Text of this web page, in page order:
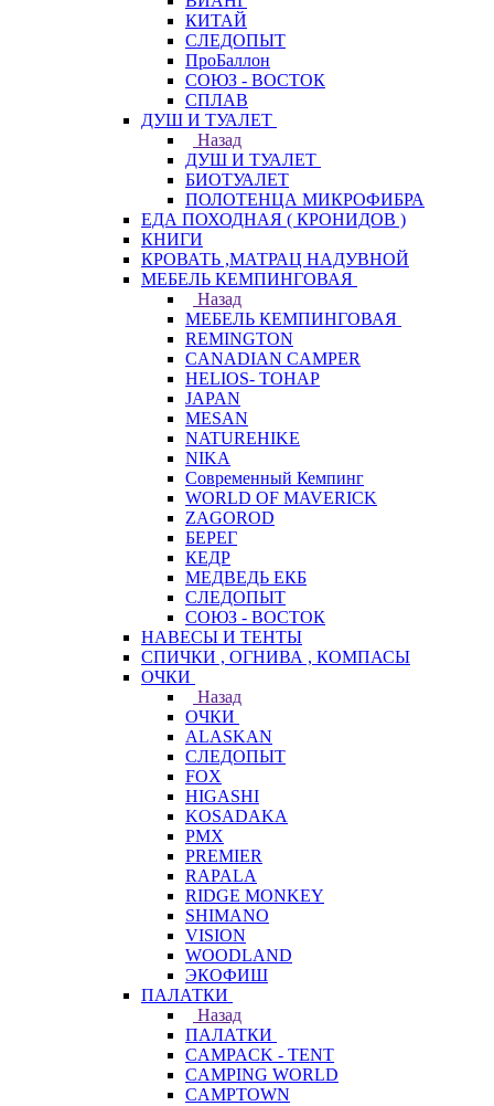
КИТАЙ
СЛЕДОПЫТ
ПроБаллон
СОЮЗ - ВОСТОК
СПЛАВ
ДУШ И ТУАЛЕТ
Назад
ДУШ И ТУАЛЕТ
БИОТУАЛЕТ
ПОЛОТЕНЦА МИКРОФИБРА
ЕДА ПОХОДНАЯ ( КРОНИДОВ )
КНИГИ
КРОВАТЬ ,МАТРАЦ НАДУВНОЙ
МЕБЕЛЬ КЕМПИНГОВАЯ
Назад
МЕБЕЛЬ КЕМПИНГОВАЯ
REMINGTON
CANADIAN CAMPER
HELIOS- ТОНАР
JAPAN
MESAN
NATUREHIKE
NIKA
Современный Кемпинг
WORLD OF MAVERICK
ZAGOROD
БЕРЕГ
КЕДР
МЕДВЕДЬ ЕКБ
СЛЕДОПЫТ
СОЮЗ - ВОСТОК
НАВЕСЫ И ТЕНТЫ
СПИЧКИ , ОГНИВА , КОМПАСЫ
ОЧКИ
Назад
ОЧКИ
ALASKAN
СЛЕДОПЫТ
FOX
HIGASHI
KOSADAKA
PMX
PREMIER
RAPALA
RIDGE MONKEY
SHIMANO
VISION
WOODLAND
ЭКОФИШ
ПАЛАТКИ
Назад
ПАЛАТКИ
CAMPACK - TENT
CAMPING WORLD
CAMPTOWN